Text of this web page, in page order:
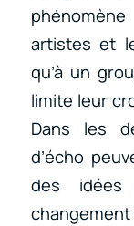
artistes et
qu’à un
limite leur
Dans les
d’écho
des
changement